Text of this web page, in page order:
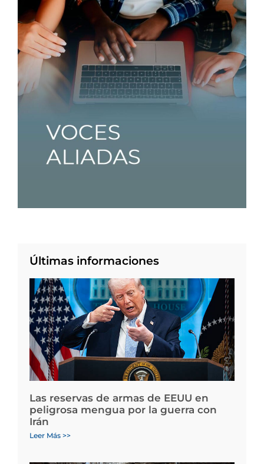
Últimas informaciones
Las reservas de armas de EEUU en
peligrosa mengua por la guerra con
Irán
Leer Más >>